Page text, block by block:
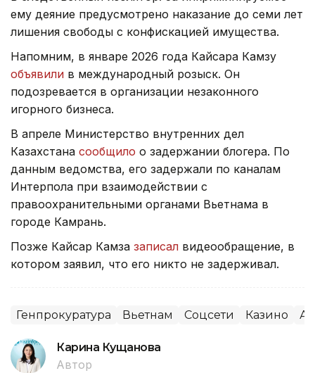
ему деяние предусмотрено наказание до семи лет
лишения свободы с конфискацией имущества.
Напомним, в январе 2026 года Кайсара Камзу
объявили в международный розыск. Он
подозревается в организации незаконного
игорного бизнеса.
В апреле Министерство внутренних дел
Казахстана сообщило о задержании блогера. По
данным ведомства, его задержали по каналам
Интерпола при взаимодействии с
правоохранительными органами Вьетнама в
городе Камрань.
Позже Кайсар Камза записал видеообращение, в
котором заявил, что его никто не задерживал.
Генпрокуратура Вьетнам Соцсети Казино
Карина Кущанова
Автор